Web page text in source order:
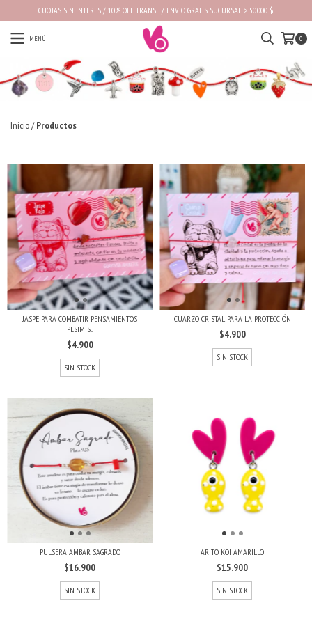
CUOTAS SIN INTERES / 10% OFF TRANSF / ENVIO GRATIS SUCURSAL > 50.000 $
MENÚ 0
Inicio/ Productos
JASPE PARA COMBATIR PENSAMIENTOS
PESIMIS...
$4.900
SIN STOCK
CUARZO CRISTAL PARA LA PROTECCIÓN
$4.900
SIN STOCK
PULSERA AMBAR SAGRADO
$16.900
SIN STOCK
ARITO KOI AMARILLO
$15.900
SIN STOCK